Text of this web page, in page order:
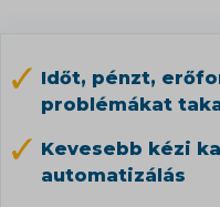
Időt, pénzt,
problémákat
Kevesebb kézi
automatizálás